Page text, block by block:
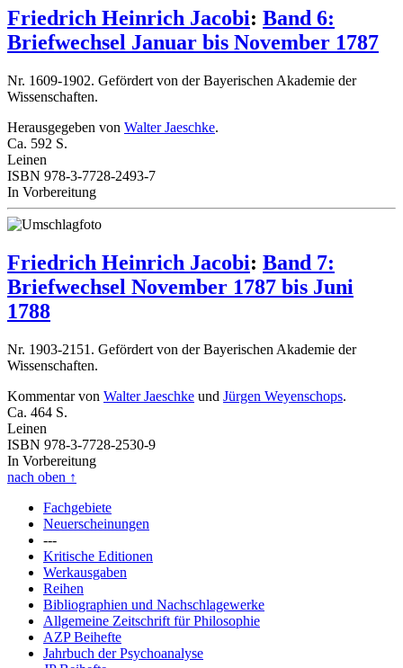
Friedrich Heinrich Jacobi: Band 6:
Briefwechsel Januar bis November 1787
Nr. 1609-1902. Gefördert von der Bayerischen Akademie der
Wissenschaften.
Herausgegeben von Walter Jaeschke.
Ca. 592 S.
Leinen
ISBN 978-3-7728-2493-7
In Vorbereitung
Friedrich Heinrich Jacobi: Band 7:
Briefwechsel November 1787 bis Juni
1788
Nr. 1903-2151. Gefördert von der Bayerischen Akademie der
Wissenschaften.
Kommentar von Walter Jaeschke und Jürgen Weyenschops.
Ca. 464 S.
Leinen
ISBN 978-3-7728-2530-9
In Vorbereitung
nach oben ↑
Fachgebiete
Neuerscheinungen
---
Kritische Editionen
Werkausgaben
Reihen
Bibliographien und Nachschlagewerke
Allgemeine Zeitschrift für Philosophie
AZP Beihefte
Jahrbuch der Psychoanalyse